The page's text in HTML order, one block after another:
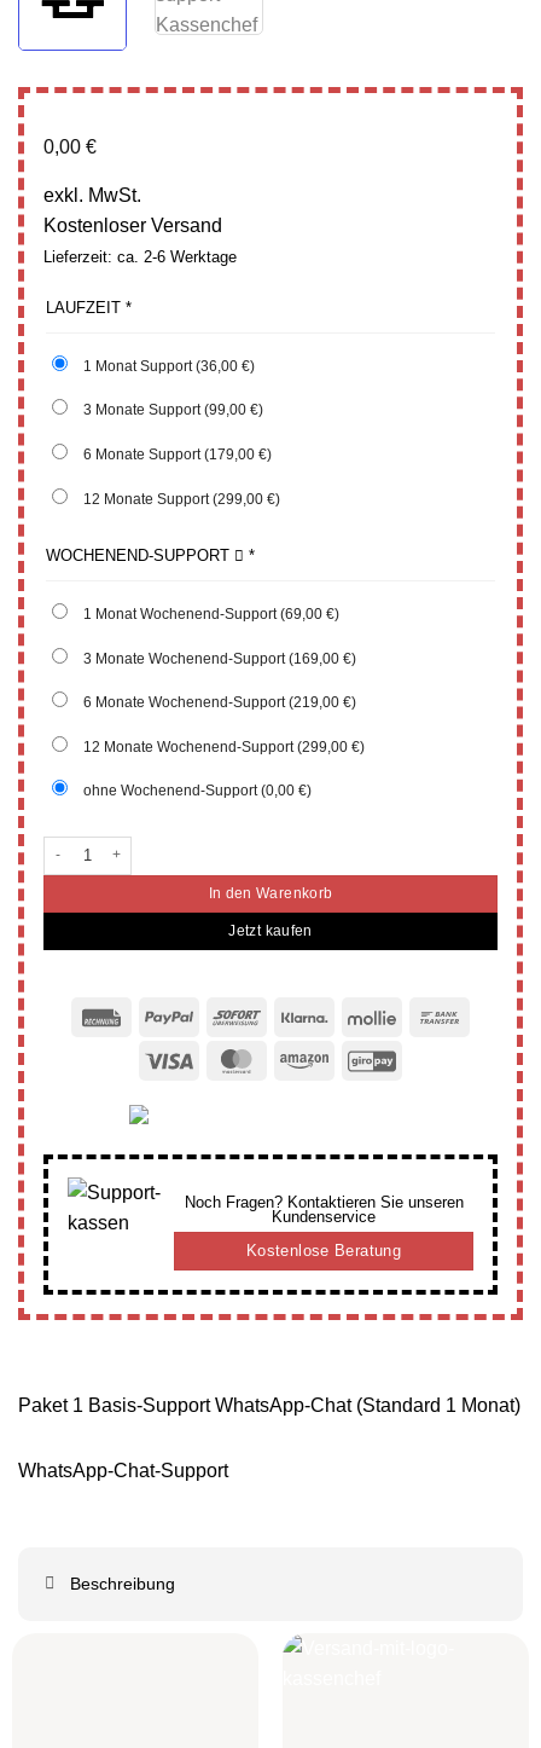
0,00 €
exkl. MwSt.
Kostenloser Versand
Lieferzeit: ca. 2-6 Werktage
LAUFZEIT *
1 Monat Support(36,00 €)
3 Monate Support(99,00 €)
6 Monate Support(179,00 €)
12 Monate Support(299,00 €)
WOCHENEND-SUPPORT *
1 Monat Wochenend-Support(69,00 €)
3 Monate Wochenend-Support(169,00 €)
6 Monate Wochenend-Support(219,00 €)
12 Monate Wochenend-Support(299,00 €)
ohne Wochenend-Support(0,00 €)
Paket 1 Basis-Support WhatsApp-Chat (Standard 1 Monat) Menge
In den Warenkorb
Jetzt kaufen
RechungPayPal Sofort Klarna Mollie
Transfer
Visa MasterCardAmazonGiroPay
Noch Fragen? Kontaktieren Sie unseren
Kundenservice
Kostenlose Beratung
Paket 1 Basis-Support WhatsApp-Chat (Standard 1 Monat)
WhatsApp-Chat-Support
Beschreibung